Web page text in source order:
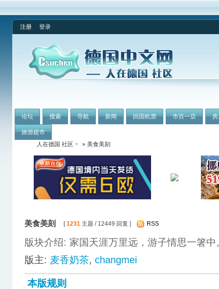
注册 登录
论坛 搜索 导航 新闻 回国机票 市百一店
旅游超市
人在德国 社区
» 美食美刻
美食美刻 [1231 主题 / 12449 回复 ] RSS
版块介绍: 家国天涯万里远，游子情思一箸中
版主: 麦香奶茶, changmei
本版规则